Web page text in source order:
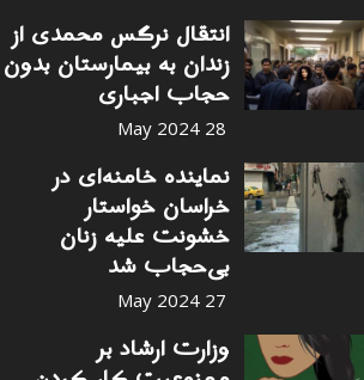
انتقال نرگس محمدی از
زندان به بیمارستان بدون
حجاب اجباری
28 May 2024
نماینده خامنه‌ای در
خراسان خواستار
خشونت علیه زنان
بی‌حجاب شد
27 May 2024
وزارت ارشاد بر